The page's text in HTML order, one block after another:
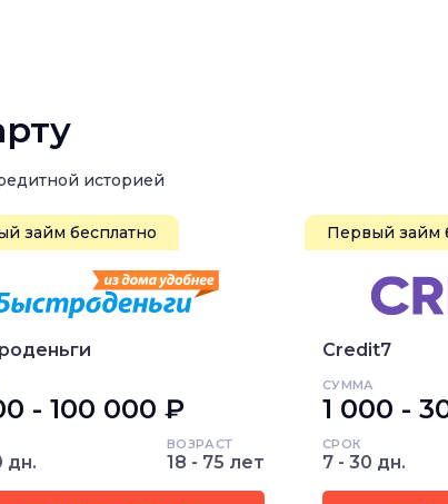
историей
займ бесплатно
- 100 000 ₽
дн.
ВОЗРАСТ
18 - 75 лет
Первый займ
Credit7
СУММА
1 000 -
СРОК
7 - 30 дн.